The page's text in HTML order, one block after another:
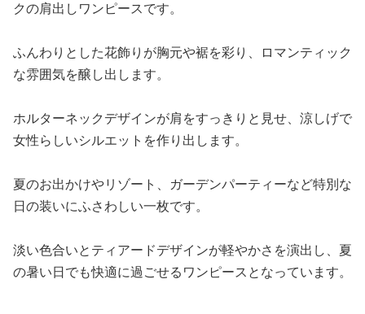
クの肩出しワンピースです。
ふんわりとした花飾りが胸元や裾を彩り、ロマンティック
な雰囲気を醸し出します。
ホルターネックデザインが肩をすっきりと見せ、涼しげで
女性らしいシルエットを作り出します。
夏のお出かけやリゾート、ガーデンパーティーなど特別な
日の装いにふさわしい一枚です。
淡い色合いとティアードデザインが軽やかさを演出し、夏
の暑い日でも快適に過ごせるワンピースとなっています。